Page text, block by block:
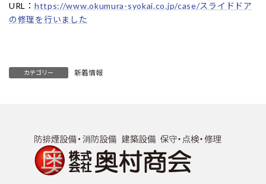
URL： https://www.okumura-syokai.co.jp/case/スライドドア
の修理を行いました
カテゴリー 新着情報